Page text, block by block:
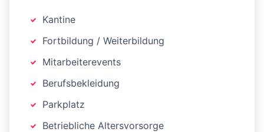
Kantine
Fortbildung / Weiterbildung
Mitarbeiterevents
Berufsbekleidung
Parkplatz
Betriebliche Altersvorsorge